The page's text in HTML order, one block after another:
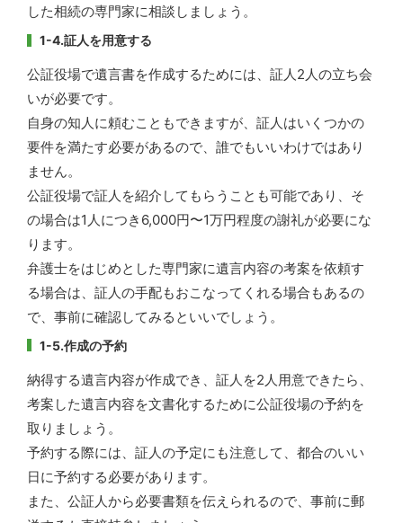
した相続の専門家に相談しましょう。
1-4.証人を用意する
公証役場で遺言書を作成するためには、証人2人の立ち会
いが必要です。
自身の知人に頼むこともできますが、証人はいくつかの
要件を満たす必要があるので、誰でもいいわけではあり
ません。
公証役場で証人を紹介してもらうことも可能であり、そ
の場合は1人につき6,000円〜1万円程度の謝礼が必要にな
ります。
弁護士をはじめとした専門家に遺言内容の考案を依頼す
る場合は、証人の手配もおこなってくれる場合もあるの
で、事前に確認してみるといいでしょう。
1-5.作成の予約
納得する遺言内容が作成でき、証人を2人用意できたら、
考案した遺言内容を文書化するために公証役場の予約を
取りましょう。
予約する際には、証人の予定にも注意して、都合のいい
日に予約する必要があります。
また、公証人から必要書類を伝えられるので、事前に郵